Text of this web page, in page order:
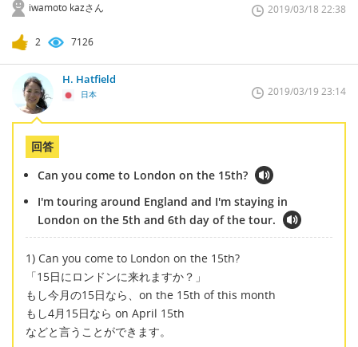
iwamoto kazさん 2019/03/18 22:38
2 7126
H. Hatfield
日本 2019/03/19 23:14
回答
Can you come to London on the 15th?
I'm touring around England and I'm staying in
London on the 5th and 6th day of the tour.
1) Can you come to London on the 15th?
「15日にロンドンに来れますか？」
もし今月の15日なら、on the 15th of this month
もし4月15日なら on April 15th
などと言うことができます。